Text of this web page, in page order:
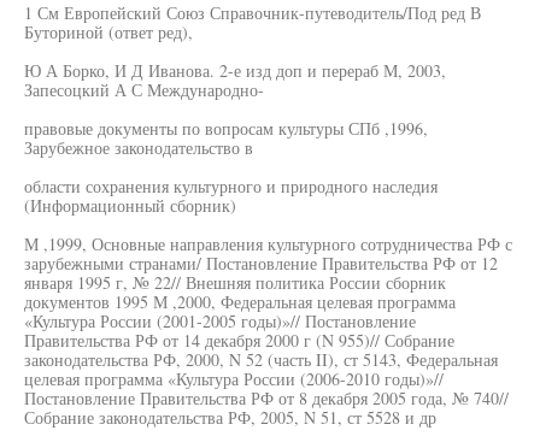
1 См Европейский Союз Справочник-путеводитель/Под ред В
Буториной (ответ ред),
Ю А Борко, И Д Иванова. 2-е изд доп и перераб М, 2003,
Запесоцкий А С Международно-
правовые документы по вопросам культуры СПб ,1996,
Зарубежное законодательство в
области сохранения культурного и природного наследия
(Информационный сборник)
М ,1999, Основные направления культурного сотрудничества РФ с
зарубежными странами/ Постановление Правительства РФ от 12
января 1995 г, № 22// Внешняя политика России сборник
документов 1995 М ,2000, Федеральная целевая программа
«Культура России (2001-2005 годы)»// Постановление
Правительства РФ от 14 декабря 2000 г (N 955)// Собрание
законодательства РФ, 2000, N 52 (часть II), ст 5143, Федеральная
целевая программа «Культура России (2006-2010 годы)»//
Постановление Правительства РФ от 8 декабря 2005 года, № 740//
Собрание законодательства РФ, 2005, N 51, ст 5528 и др